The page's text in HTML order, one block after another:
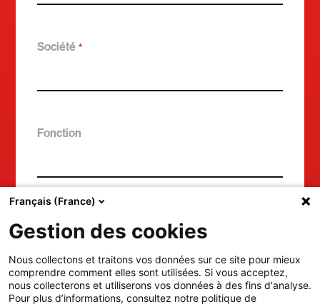
Société *
Fonction
Français (France)
Gestion des cookies
Nous collectons et traitons vos données sur ce site pour mieux
comprendre comment elles sont utilisées. Si vous acceptez,
nous collecterons et utiliserons vos données à des fins d'analyse.
Pour plus d’informations, consultez notre politique de